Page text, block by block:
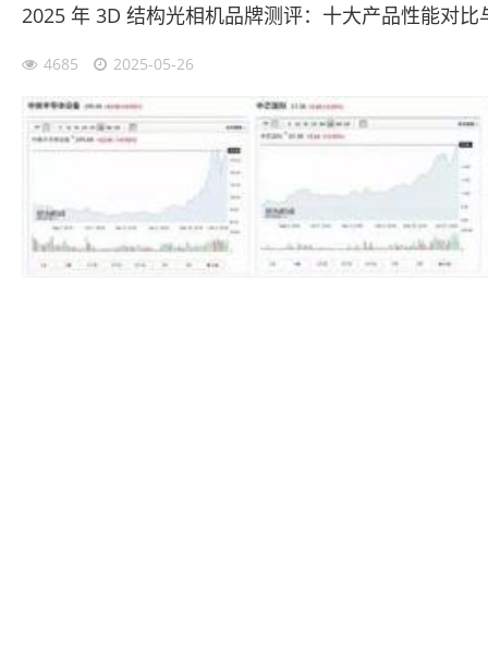
2025 年 3D 结构光相机品牌测评：十大产品性能对比
4685 2025-05-26